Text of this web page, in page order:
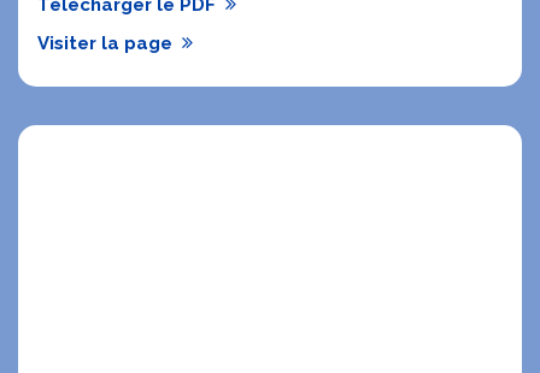
Télécharger le PDF
Visiter la page